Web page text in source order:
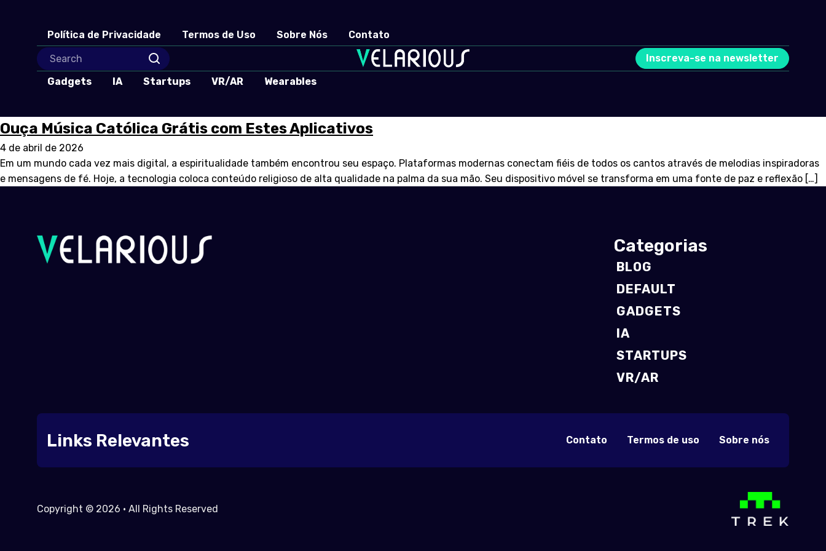
Política de Privacidade Termos de Uso Sobre Nós
Contato
Inscreva-se na newsletter
Gadgets
IA Startups VR/AR Wearables
Ouça Música Católica Grátis com Estes Aplicativos
4 de abril de 2026
Em um mundo cada vez mais digital, a espiritualidade também encontrou seu espaço. Plataformas modernas conectam fiéis de todos os cantos através de melodias inspiradoras
e mensagens de fé. Hoje, a tecnologia coloca conteúdo religioso de alta qualidade na palma da sua mão. Seu dispositivo móvel se transforma em uma fonte de paz e reflexão […]
Categorias
BLOG
DEFAULT
GADGETS
IA
STARTUPS
VR/AR
Links Relevantes Contato Termos de uso Sobre nós
Copyright © 2026 • All Rights Reserved